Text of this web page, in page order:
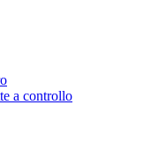
a controllo